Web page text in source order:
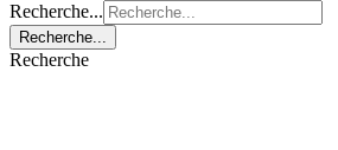
Recherche...
Recherche...
Recherche